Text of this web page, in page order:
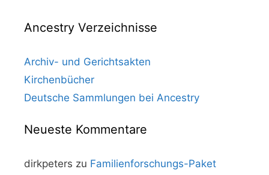
Ancestry Verzeichnisse
Archiv- und Gerichtsakten
Kirchenbücher
Deutsche Sammlungen bei Ancestry
Neueste Kommentare
dirkpeters zu Familienforschungs-Paket